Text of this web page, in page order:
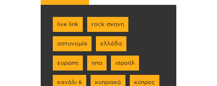
live link rock σκηνη
αστυνομία ελλάδα
ευρώπη ηπα ισραήλ
κανάλι 6 κυπριακό κύπρος